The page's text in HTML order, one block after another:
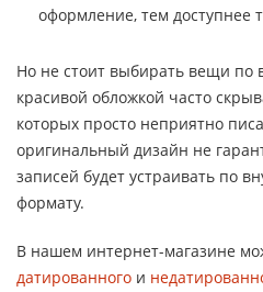
оформление, тем доступнее
Но не стоит выбирать вещи по
красивой обложкой часто
которых просто неприятно
оригинальный дизайн не
записей будет устраивать по
формату.
В нашем интернет-магазине
датированного и